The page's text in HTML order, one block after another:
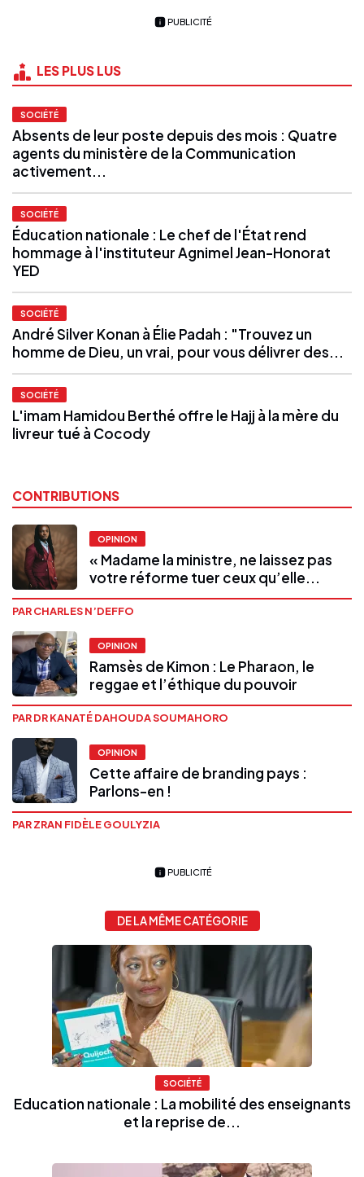
PUBLICITÉ
LES PLUS LUS
SOCIÉTÉ
Absents de leur poste depuis des mois : Quatre
agents du ministère de la Communication
activement...
SOCIÉTÉ
Éducation nationale : Le chef de l'État rend
hommage à l'instituteur Agnimel Jean-Honorat
YED
SOCIÉTÉ
André Silver Konan à Élie Padah : "Trouvez un
homme de Dieu, un vrai, pour vous délivrer des...
SOCIÉTÉ
L'imam Hamidou Berthé offre le Hajj à la mère du
livreur tué à Cocody
CONTRIBUTIONS
OPINION
« Madame la ministre, ne laissez pas
votre réforme tuer ceux qu’elle...
PAR CHARLES N’DEFFO
OPINION
Ramsès de Kimon : Le Pharaon, le
reggae et l’éthique du pouvoir
PAR DR KANATÉ DAHOUDA SOUMAHORO
OPINION
Cette affaire de branding pays :
Parlons-en !
PAR ZRAN FIDÈLE GOULYZIA
PUBLICITÉ
DE LA MÊME CATÉGORIE
SOCIÉTÉ
Education nationale : La mobilité des enseignants
et la reprise de...